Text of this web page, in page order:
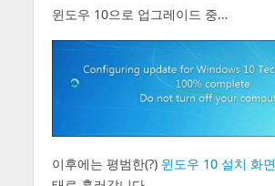
윈도우 10으로 업그레이드 중…
이후에는 평범한(?) 윈도우 10 설치 화면